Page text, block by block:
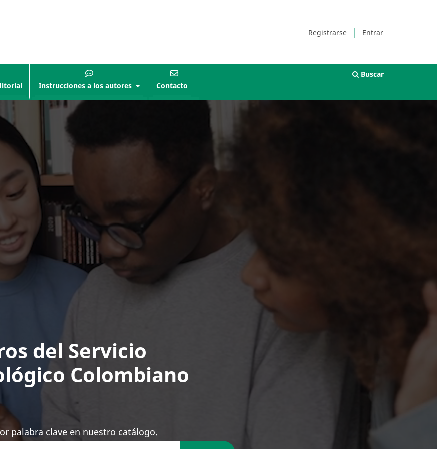
Registrarse Entrar
Instrucciones a los autores Contacto
Buscar
del Servicio
Colombiano
palabra clave en nuestro catálogo.